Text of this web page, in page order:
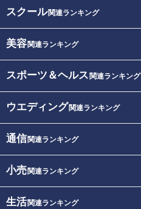
スクール関連ランキング
美容関連ランキング
スポーツ＆ヘルス 関連ランキング
ウエディング関連ランキング
通信関連ランキング
小売関連ランキング
生活関連ランキング